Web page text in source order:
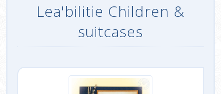
Lea'bilitie Children &
suitcases